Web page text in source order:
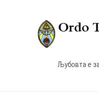
Љубовта е